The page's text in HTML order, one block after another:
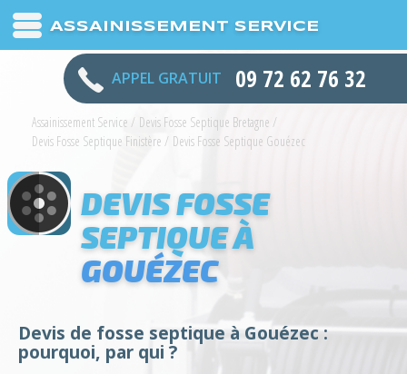
ASSAINISSEMENT SERVICE
APPEL GRATUIT 09 72 62 76 32
Assainissement Service / Devis Fosse Septique Bretagne /
Devis Fosse Septique Finistère / Devis Fosse Septique Gouézec
DEVIS FOSSE
SEPTIQUE À
GOUÉZEC
Devis de fosse septique à Gouézec :
pourquoi, par qui ?